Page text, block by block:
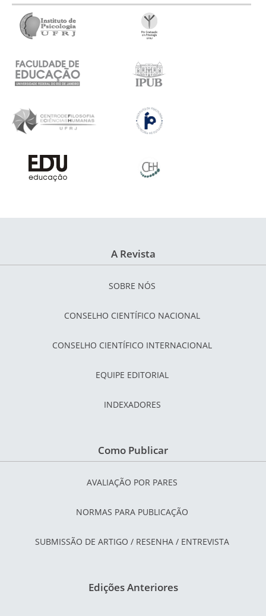
A Revista
SOBRE NÓS
CONSELHO CIENTÍFICO NACIONAL
CONSELHO CIENTÍFICO INTERNACIONAL
EQUIPE EDITORIAL
INDEXADORES
Como Publicar
AVALIAÇÃO POR PARES
NORMAS PARA PUBLICAÇÃO
SUBMISSÃO DE ARTIGO / RESENHA / ENTREVISTA
Edições Anteriores